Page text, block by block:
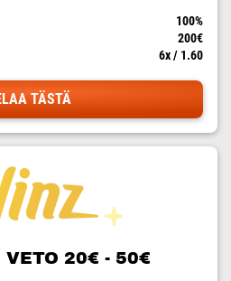
100%
200€
6x / 1.60
TÄSTÄ
VETO 20€ - 50€